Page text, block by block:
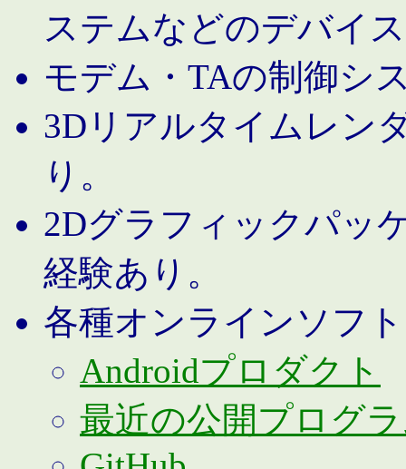
ステムなどのデバイ
モデム・TAの制御シ
3Dリアルタイムレン
り。
2Dグラフィックパッ
経験あり。
各種オンラインソフ
Androidプロダクト
最近の公開プログ